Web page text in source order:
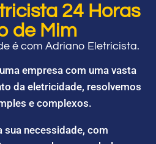
24 Horas
de Mim
é com Adriano Eletricista.
empresa com uma vasta
da eletricidade, resolvemos
e complexos.
sua necessidade, com